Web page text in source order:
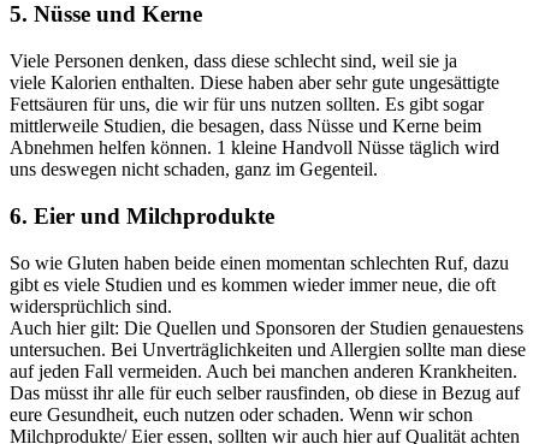
5. Nüsse und Kerne
Viele Personen denken, dass diese schlecht sind, weil sie ja
viele Kalorien enthalten. Diese haben aber sehr gute ungesättigte
Fettsäuren für uns, die wir für uns nutzen sollten. Es gibt sogar
mittlerweile Studien, die besagen, dass Nüsse und Kerne beim
Abnehmen helfen können. 1 kleine Handvoll Nüsse täglich wird
uns deswegen nicht schaden, ganz im Gegenteil.
6. Eier und Milchprodukte
So wie Gluten haben beide einen momentan schlechten Ruf, dazu
gibt es viele Studien und es kommen wieder immer neue, die oft
widersprüchlich sind.
Auch hier gilt: Die Quellen und Sponsoren der Studien genauestens
untersuchen. Bei Unverträglichkeiten und Allergien sollte man diese
auf jeden Fall vermeiden. Auch bei manchen anderen Krankheiten.
Das müsst ihr alle für euch selber rausfinden, ob diese in Bezug auf
eure Gesundheit, euch nutzen oder schaden. Wenn wir schon
Milchprodukte/ Eier essen, sollten wir auch hier auf Qualität achten